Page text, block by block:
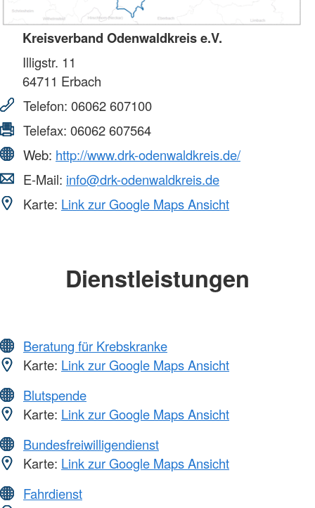
Kreisverband Odenwaldkreis e.V.
Illigstr. 11
64711 Erbach
Telefon: 06062 607100
Telefax: 06062 607564
Web: http://www.drk-odenwaldkreis.de/
E-Mail: info@drk-odenwaldkreis.de
Karte: Link zur Google Maps Ansicht
Dienstleistungen
Beratung für Krebskranke
Karte: Link zur Google Maps Ansicht
Blutspende
Karte: Link zur Google Maps Ansicht
Bundesfreiwilligendienst
Karte: Link zur Google Maps Ansicht
Fahrdienst